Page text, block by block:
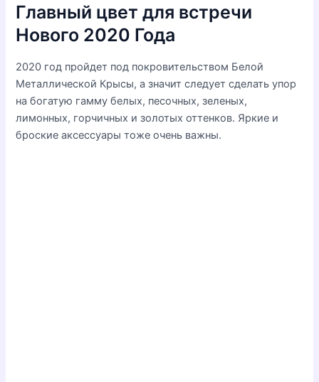
Главный цвет для встречи
Нового 2020 Года
2020 год пройдет под покровительством Белой
Металлической Крысы, а значит следует сделать упор
на богатую гамму белых, песочных, зеленых,
лимонных, горчичных и золотых оттенков. Яркие и
броские аксессуары тоже очень важны.